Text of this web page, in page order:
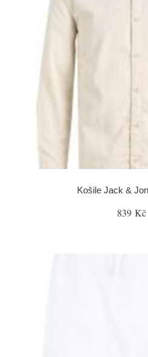
Košile Jack &
839 Kč